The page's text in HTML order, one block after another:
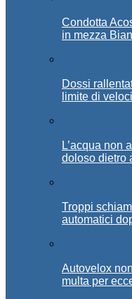
Condotta
in mezza
Dossi
limite di
L’acqua non
doloso dietro
Troppi
automatici
Autovelox
multa per